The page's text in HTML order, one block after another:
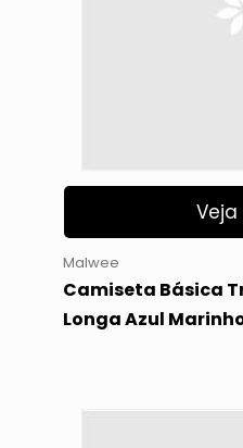
Malwee
Camiseta Básica
Longa Azul